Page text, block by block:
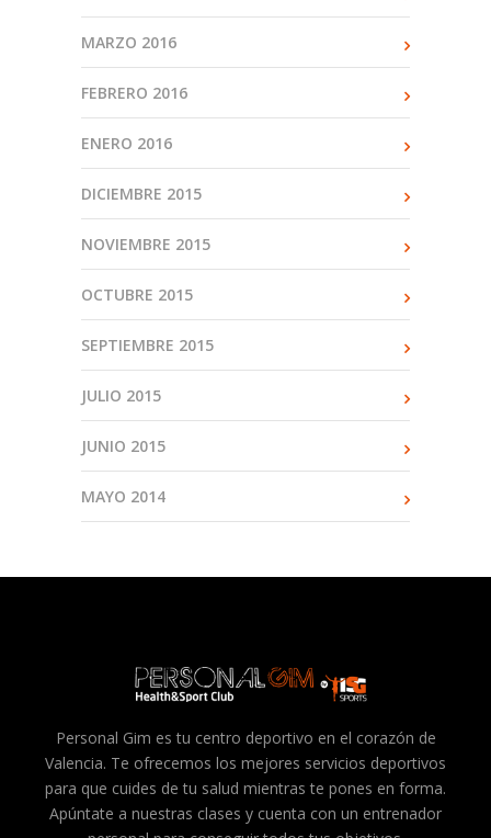
MARZO 2016
FEBRERO 2016
ENERO 2016
DICIEMBRE 2015
NOVIEMBRE 2015
OCTUBRE 2015
SEPTIEMBRE 2015
JULIO 2015
JUNIO 2015
MAYO 2014
Personal Gim es tu centro deportivo en el corazón de
Valencia. Te ofrecemos los mejores servicios deportivos
para que cuides de tu salud mientras te pones en forma.
Apúntate a nuestras clases y cuenta con un entrenador